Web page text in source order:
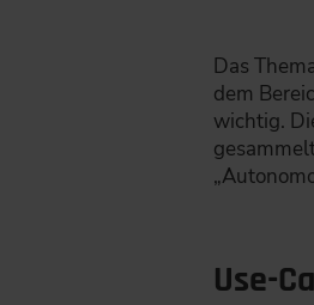
Das
dem
wichtig.
Use-